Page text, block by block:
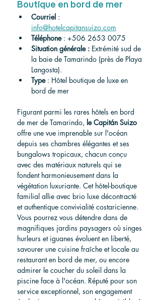
Boutique en bord de mer
Courriel :
info@hotelcapitansuizo.com
Téléphone : +506 2653 0075
Situation générale : Extrémité sud de
la baie de Tamarindo (près de Playa
Langosta).
Type : Hôtel boutique de luxe en
bord de mer
Figurant parmi les rares hôtels en bord
de mer de Tamarindo, le Capitán Suizo
offre une vue imprenable sur l'océan
depuis ses chambres élégantes et ses
bungalows tropicaux, chacun conçu
avec des matériaux naturels qui se
fondent harmonieusement dans la
végétation luxuriante. Cet hôtel-boutique
familial allie avec brio luxe décontracté
et authentique convivialité costaricienne.
Vous pourrez vous détendre dans de
magnifiques jardins paysagers où singes
hurleurs et iguanes évoluent en liberté,
savourer une cuisine fraîche et locale au
restaurant en bord de mer, ou encore
admirer le coucher du soleil dans la
piscine face à l'océan. Réputé pour son
service exceptionnel, son engagement